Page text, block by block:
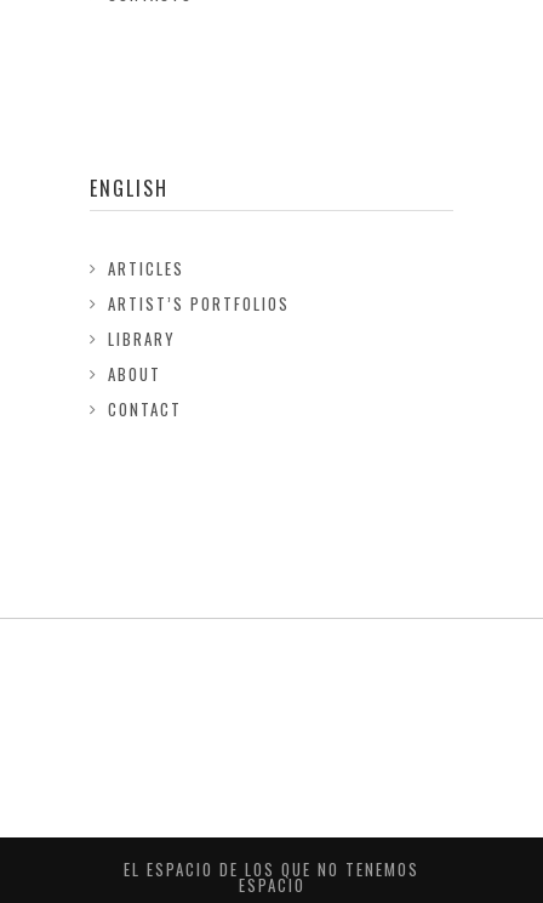
ENGLISH
ARTICLES
ARTIST’S PORTFOLIOS
LIBRARY
ABOUT
CONTACT
EL ESPACIO DE LOS QUE NO TENEMOS
ESPACIO